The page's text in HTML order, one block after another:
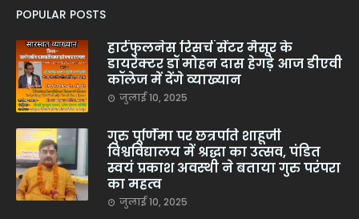
POPULAR POSTS
हार्टफुलनेस रिसर्च सेंटर मैसूर के
डायरेक्टर डॉ मोहन दास हेगड़े आज डीएवी
कॉलेज में देंगे व्याख्यान
जुलाई 10, 2025
गुरु पूर्णिमा पर छत्रपति शाहूजी
विश्वविद्यालय में श्रद्धा का उत्सव, पंडित
स्वयं प्रकाश अवस्थी ने बताया गुरु परंपरा
का महत्व
जुलाई 10, 2025